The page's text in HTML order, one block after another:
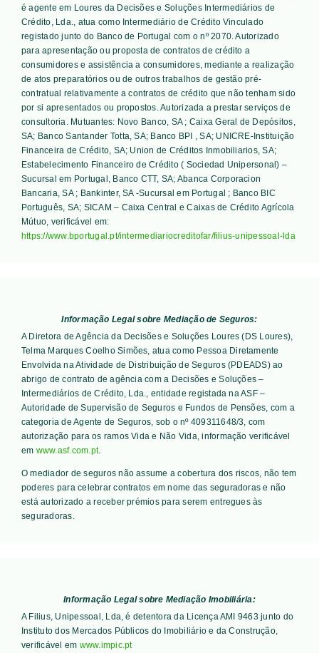
é agente em Loures da Decisões e Soluções Intermediários de
Crédito, Lda., atua como Intermediário de Crédito Vinculado
registado junto do Banco de Portugal com o nº 2070. Autorizado
para apresentação ou proposta de contratos de crédito a
consumidores e assistência a consumidores, mediante a realização
de atos preparatórios ou de outros trabalhos de gestão pré-
contratual relativamente a contratos de crédito que não tenham sido
por si apresentados ou propostos. Autorizada a prestar serviços de
consultoria. Mutuantes: Novo Banco, SA ; Caixa Geral de Depósitos,
SA; Banco Santander Totta, SA; Banco BPI , SA; UNICRE-Instituição
Financeira de Crédito, SA; Union de Créditos Inmobiliarios, SA;
Estabelecimento Financeiro de Crédito ( Sociedad Unipersonal) –
Sucursal em Portugal, Banco CTT, SA; Abanca Corporacion
Bancaria, SA ; Bankinter, SA -Sucursal em Portugal ; Banco BIC
Português, SA; SICAM – Caixa Central e Caixas de Crédito Agrícola
Mútuo, verificável em:
https://www.bportugal.pt/intermediariocreditofar/filius-unipessoal-lda
Informação Legal sobre Mediação de Seguros:
A Diretora de Agência da Decisões e Soluções Loures (DS Loures),
Telma Marques Coelho Simões, atua como Pessoa Diretamente
Envolvida na Atividade de Distribuição de Seguros (PDEADS) ao
abrigo de contrato de agência com a Decisões e Soluções –
Intermediários de Crédito, Lda., entidade registada na ASF –
Autoridade de Supervisão de Seguros e Fundos de Pensões, com a
categoria de Agente de Seguros, sob o nº 409311648/3, com
autorização para os ramos Vida e Não Vida, informação verificável
em www.asf.com.pt.
O mediador de seguros não assume a cobertura dos riscos, não tem
poderes para celebrar contratos em nome das seguradoras e não
está autorizado a receber prémios para serem entregues às
seguradoras.
Informação Legal sobre Mediação Imobiliária:
A Filius, Unipessoal, Lda, é detentora da Licença AMI 9463 junto do
Instituto dos Mercados Públicos do Imobiliário e da Construção,
verificável em www.impic.pt